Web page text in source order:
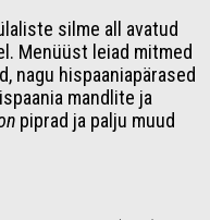
silme all avatud
Menüüst leiad mitmed
nagu hispaaniapärased
mandlite ja
piprad ja palju muud